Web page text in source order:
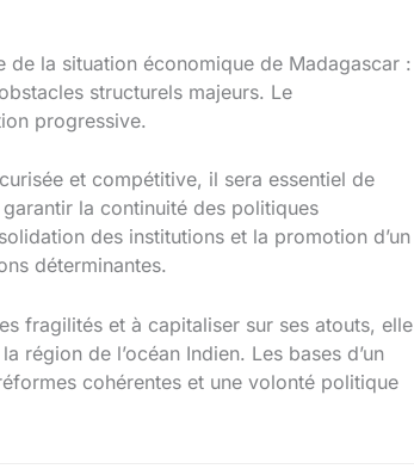
la situation économique de Madagascar :
structurels majeurs. Le
progressive.
et compétitive, il sera essentiel de
la continuité des politiques
des institutions et la promotion d’un
déterminantes.
fragilités et à capitaliser sur ses atouts, elle
région de l’océan Indien. Les bases d’un
cohérentes et une volonté politique